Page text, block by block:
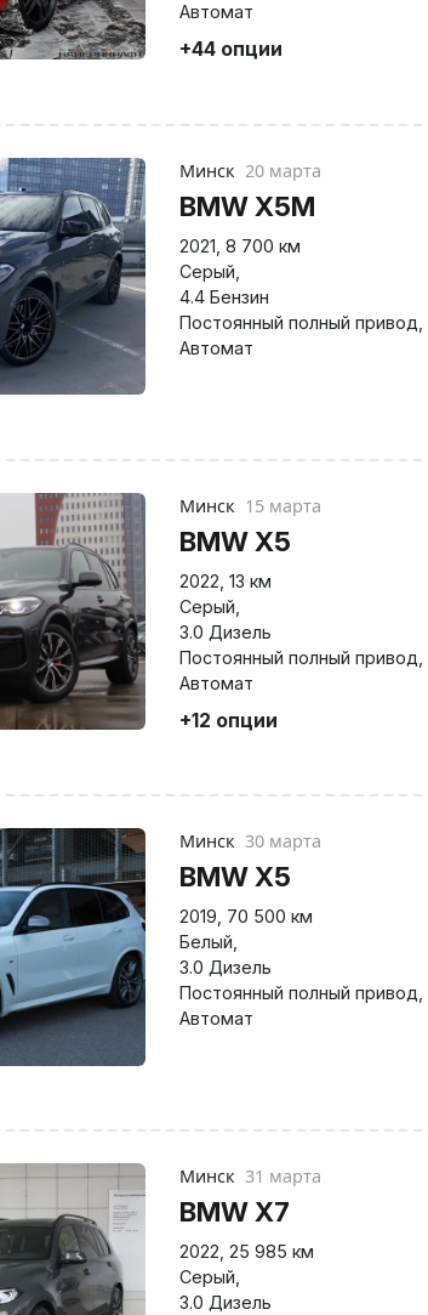
Автомат
+44 опции
Минск 20 марта
BMW X5M
2021 8 700 км
Серый
4.4 Бензин
Постоянный полный привод
Автомат
Минск 15 марта
BMW X5
2022 13 км
Серый
3.0 Дизель
Постоянный полный привод
Автомат
+12 опции
Минск 30 марта
BMW X5
2019 70 500 км
Белый
3.0 Дизель
Постоянный полный привод
Автомат
Минск 31 марта
BMW X7
2022 25 985 км
Серый
3.0 Дизель